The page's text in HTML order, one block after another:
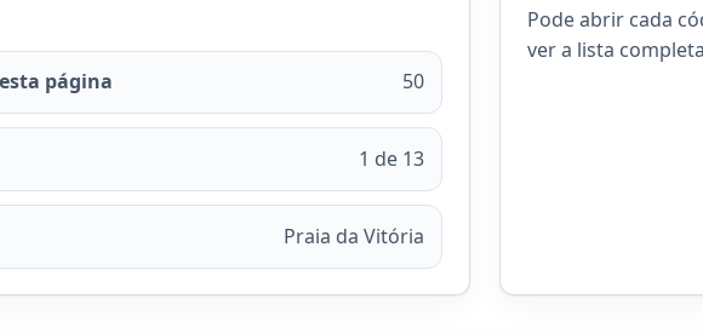
página 50
1 de 13
Praia da Vitória
Pode abrir cada
ver a lista